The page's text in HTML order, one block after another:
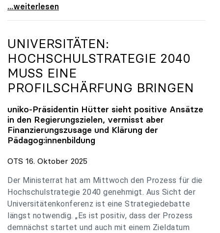
uniko trauert um ehemaligen Präsidenten Peter
...weiterlesen
UNIVERSITÄTEN:
HOCHSCHULSTRATEGIE 2040
MUSS EINE
PROFILSCHÄRFUNG BRINGEN
uniko-Präsidentin Hütter sieht positive Ansätze
in den Regierungszielen, vermisst aber
Finanzierungszusage und Klärung der
Pädagog:innenbildung
OTS 16. Oktober 2025
Der Ministerrat hat am Mittwoch den Prozess für die
Hochschulstrategie 2040 genehmigt. Aus Sicht der
Universitätenkonferenz ist eine Strategiedebatte
längst notwendig. „Es ist positiv, dass der Prozess
demnächst startet und auch mit einem Zieldatum